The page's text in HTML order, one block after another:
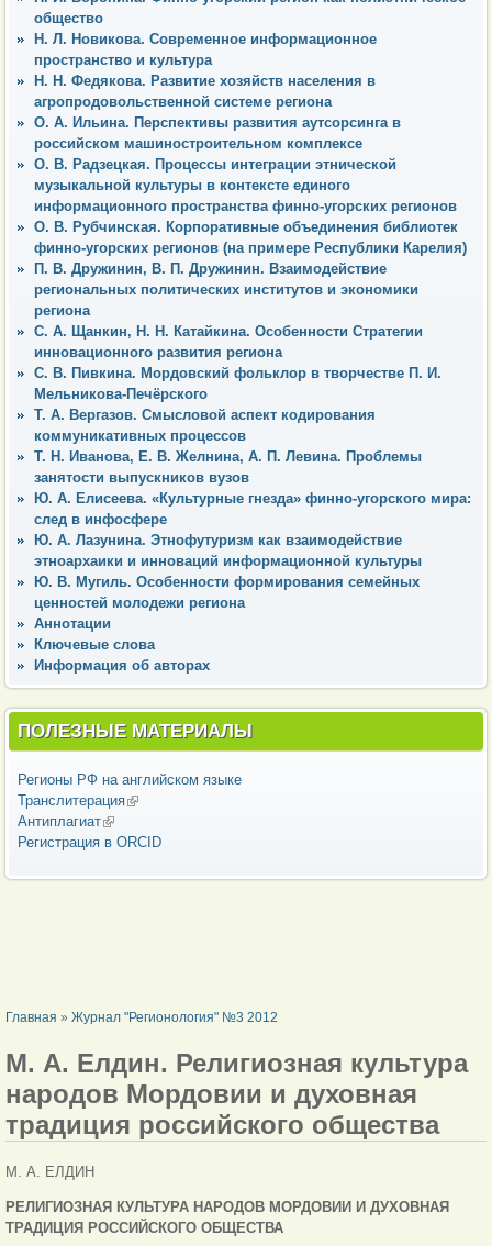
общество
Н. Л. Новикова. Современное информационное
пространство и культура
Н. Н. Федякова. Развитие хозяйств населения в
агропродовольственной системе региона
О. А. Ильина. Перспективы развития аутсорсинга в
российском машиностроительном комплексе
О. В. Радзецкая. Процессы интеграции этнической
музыкальной культуры в контексте единого
информационного пространства финно-угорских регионов
О. В. Рубчинская. Корпоративные объединения библиотек
финно-угорских регионов (на примере Республики Карелия)
П. В. Дружинин, В. П. Дружинин. Взаимодействие
региональных политических институтов и экономики
региона
С. А. Щанкин, Н. Н. Катайкина. Особенности Стратегии
инновационного развития региона
С. В. Пивкина. Мордовский фольклор в творчестве П. И.
Мельникова-Печёрского
Т. А. Вергазов. Смысловой аспект кодирования
коммуникативных процессов
Т. Н. Иванова, Е. В. Желнина, А. П. Левина. Проблемы
занятости выпускников вузов
Ю. А. Елисеева. «Культурные гнезда» финно-угорского мира:
след в инфосфере
Ю. А. Лазунина. Этнофутуризм как взаимодействие
этноархаики и инноваций информационной культуры
Ю. В. Мугиль. Особенности формирования семейных
ценностей молодежи региона
Аннотации
Ключевые слова
Информация об авторах
ПОЛЕЗНЫЕ МАТЕРИАЛЫ
Регионы РФ на английском языке
Транслитерация(внешняя ссылка)
Антиплагиат(внешняя ссылка)
Регистрация в ORCID
ВЫ ЗДЕСЬ
Главная » Журнал "Регионология" №3 2012
М. А. Елдин. Религиозная культура
народов Мордовии и духовная
традиция российского общества
М. А. ЕЛДИН
РЕЛИГИОЗНАЯ КУЛЬТУРА НАРОДОВ МОРДОВИИ И ДУХОВНАЯ
ТРАДИЦИЯ РОССИЙСКОГО ОБЩЕСТВА